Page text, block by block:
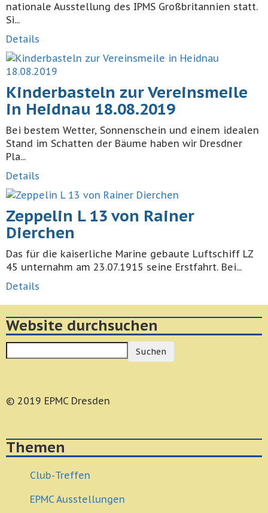
nationale Ausstellung des IPMS Großbritannien statt.
Si...
Details
Kinderbasteln zur Vereinsmeile
in Heidnau 18.08.2019
Bei bestem Wetter, Sonnenschein und einem idealen
Stand im Schatten der Bäume haben wir Dresdner
Pla...
Details
Zeppelin L 13 von Rainer
Dierchen
Das für die kaiserliche Marine gebaute Luftschiff LZ
45 unternahm am 23.07.1915 seine Erstfahrt. Bei...
Details
Website durchsuchen
Suchen
© 2019 EPMC Dresden
Themen
Club-Treffen
EPMC Ausstellungen